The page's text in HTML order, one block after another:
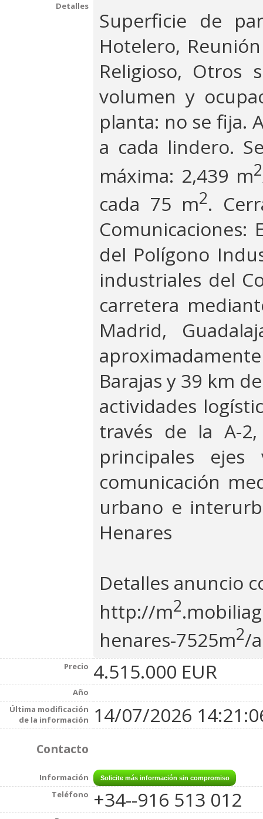
Detalles
Superficie de
Hotelero,
Religioso, Otros
volumen y
planta: no se fija.
a cada lindero.
máxima: 2,439 m2
cada 75 m2.
Comunicaciones:
del Polígono
industriales del
carretera
Madrid,
Barajas y 39 km
actividades
través de la A-
principales
comunicación
urbano e
Henares
Detalles anuncio
http://m2
henares-7525m2/
Precio 4.515.000 EUR
Año
Última modificación
de la información
14/07/2026
Contacto
Información
Teléfono
+34--916 513 012